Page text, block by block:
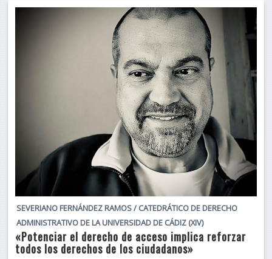
SEVERIANO FERNÁNDEZ RAMOS / CATEDRÁTICO DE DERECHO
ADMINISTRATIVO DE LA UNIVERSIDAD DE CÁDIZ (XIV)
«Potenciar el derecho de acceso implica reforzar
todos los derechos de los ciudadanos»